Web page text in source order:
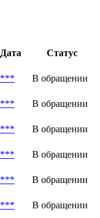
Дата
Статус
***
В обращении
***
В обращении
***
В обращении
***
В обращении
***
В обращении
***
В обращении